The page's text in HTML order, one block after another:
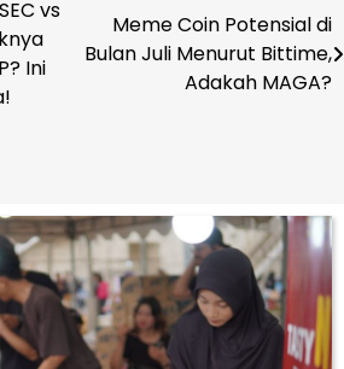
vs
Ini
Meme Coin Potensial di
Bulan Juli Menurut Bittime,
Adakah MAGA?